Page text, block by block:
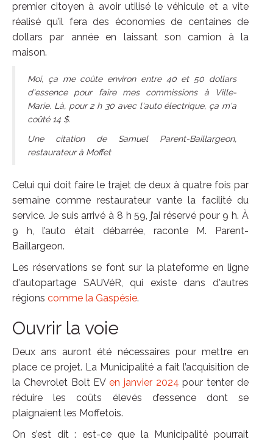
premier citoyen à avoir utilisé le véhicule et a vite
réalisé qu’il fera des économies de centaines de
dollars par année en laissant son camion à la
maison.
Moi, ça me coûte environ entre 40 et 50 dollars
d'essence pour faire mes commissions à Ville-
Marie. Là, pour 2 h 30 avec l'auto électrique, ça m'a
coûté 14 $.
Une citation de Samuel Parent-Baillargeon,
restaurateur à Moffet
Celui qui doit faire le trajet de deux à quatre fois par
semaine comme restaurateur vante la facilité du
service. Je suis arrivé à 8 h 59, j’ai réservé pour 9 h. À
9 h, l’auto était débarrée, raconte M. Parent-
Baillargeon.
Les réservations se font sur la plateforme en ligne
d'autopartage SAUVéR, qui existe dans d'autres
régions comme la Gaspésie.
Ouvrir la voie
Deux ans auront été nécessaires pour mettre en
place ce projet. La Municipalité a fait l’acquisition de
la Chevrolet Bolt EVen janvier 2024 pour tenter de
réduire les coûts élevés d’essence dont se
plaignaient les Moffetois.
On s’est dit : est-ce que la Municipalité pourrait